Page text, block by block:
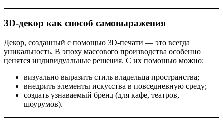
3D-декор как способ самовыражения
Декор, созданный с помощью 3D-печати — это всегда
уникальность. В эпоху массового производства особенно
ценятся индивидуальные решения. С их помощью можно:
визуально выразить стиль владельца пространства;
внедрить элементы искусства в повседневную среду;
создать узнаваемый бренд (для кафе, театров,
шоурумов).